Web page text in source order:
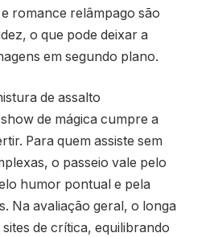
romance relâmpago são
o que pode deixar a
em segundo plano.
de assalto
de mágica cumpre a
Para quem assiste sem
o passeio vale pelo
humor pontual e pela
Na avaliação geral, o longa
de crítica, equilibrando